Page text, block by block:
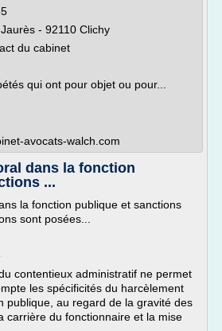
- 92110 Clichy
du cabinet
qui ont pour objet ou pour...
avocats-walch.com
dans la fonction
...
la fonction publique et sanctions
sont posées...
contentieux administratif ne permet
les spécificités du harcèlement
publique, au regard de la gravité des
carrière du fonctionnaire et la mise